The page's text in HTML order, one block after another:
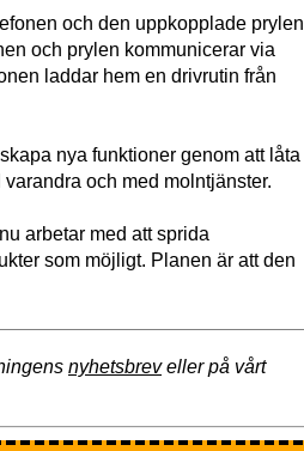
och den uppkopplade prylen
och prylen kommunicerar via
laddar hem en drivrutin från
nya funktioner genom att låta
och med molntjänster.
arbetar med att sprida
som möjligt. Planen är att den
nyhetsbreveller på vårt